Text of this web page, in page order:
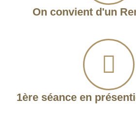
On convient d'un
1ère séance en